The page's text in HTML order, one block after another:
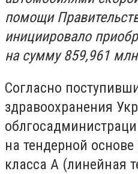
помощи
инициировало
на сумму 859,961
Согласно
здравоохранения
на тендерной
класса А (линейная